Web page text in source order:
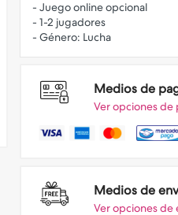
- Juego online opcional
- 1-2 jugadores
Medios de
Ver opciones de
Medios de
Ver opciones de